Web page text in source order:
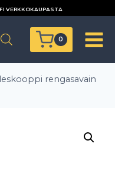
VERKKOKAUPASTA
0
rengasavain